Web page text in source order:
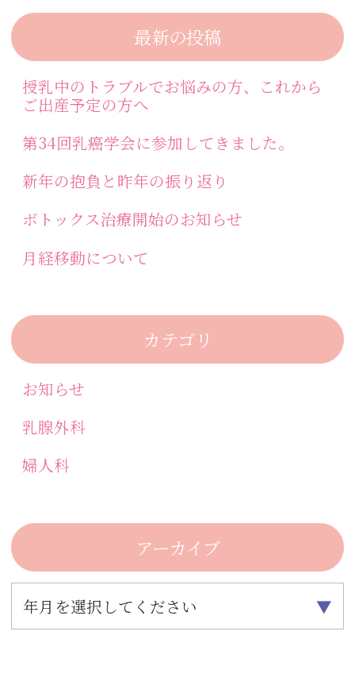
最新の投稿
授乳中のトラブルでお悩みの方、これから
ご出産予定の方へ
第34回乳癌学会に参加してきました。
新年の抱負と昨年の振り返り
ボトックス治療開始のお知らせ
月経移動について
カテゴリ
お知らせ
乳腺外科
婦人科
アーカイブ
年月を選択してください